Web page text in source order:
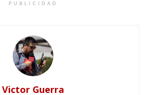
PUBLICIDAD
Victor Guerra